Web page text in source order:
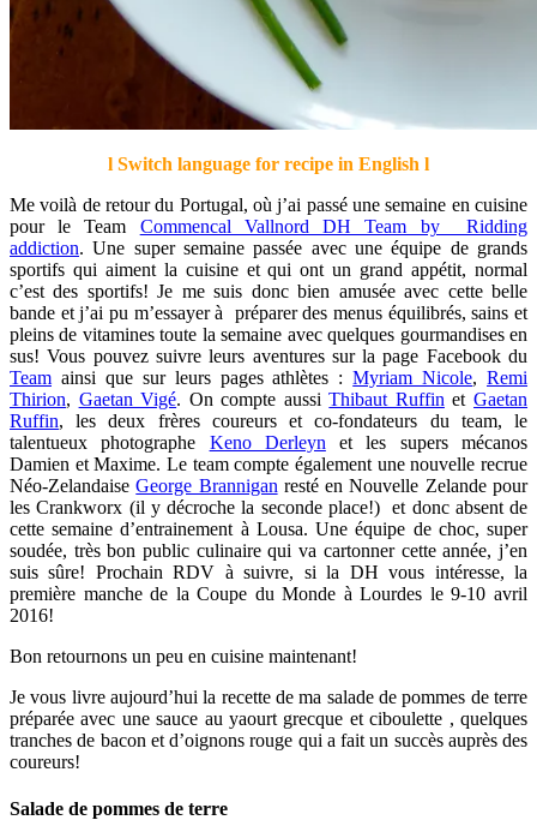
l Switch language for recipe in English l
Me voilà de retour du Portugal, où j’ai passé une semaine en cuisine
pour le Team Commencal Vallnord DH Team by Ridding
addiction. Une super semaine passée avec une équipe de grands
sportifs qui aiment la cuisine et qui ont un grand appétit, normal
c’est des sportifs! Je me suis donc bien amusée avec cette belle
bande et j’ai pu m’essayer à préparer des menus équilibrés, sains et
pleins de vitamines toute la semaine avec quelques gourmandises en
sus! Vous pouvez suivre leurs aventures sur la page Facebook du
Team ainsi que sur leurs pages athlètes :Myriam Nicole,Remi
Thirion, Gaetan Vigé. On compte aussiThibaut Ruffin etGaetan
Ruffin, les deux frères coureurs et co-fondateurs du team, le
talentueux photographe Keno Derleyn et les supers mécanos
Damien et Maxime. Le team compte également une nouvelle recrue
Néo-ZelandaiseGeorge Brannigan resté en Nouvelle Zelande pour
les Crankworx (il y décroche la seconde place!) et donc absent de
cette semaine d’entrainement à Lousa. Une équipe de choc, super
soudée, très bon public culinaire qui va cartonner cette année, j’en
suis sûre! Prochain RDV à suivre, si la DH vous intéresse, la
première manche de la Coupe du Monde à Lourdes le 9-10 avril
2016!
Bon retournons un peu en cuisine maintenant!
Je vous livre aujourd’hui la recette de ma salade de pommes de terre
préparée avec une sauce au yaourt grecque et ciboulette , quelques
tranches de bacon et d’oignons rouge qui a fait un succès auprès des
coureurs!
Salade de pommes de terre